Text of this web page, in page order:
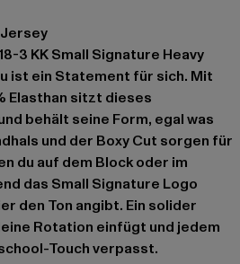
3 KK Small Signature Heavy
ist ein Statement für sich. Mit
Elasthan sitzt dieses
behält seine Form, egal was
und der Boxy Cut sorgen für
du auf dem Block oder im
das Small Signature Logo
den Ton angibt. Ein solider
Rotation einfügt und jedem
Touch verpasst.